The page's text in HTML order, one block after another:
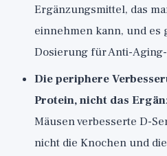
Ergänzungsmittel, das
einnehmen kann, und es
Dosierung für Anti-
Die periphere
Protein, nicht das
Mäusen verbesserte D-
nicht die Knochen und